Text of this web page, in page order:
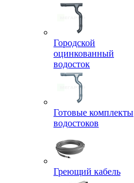
Городской
оцинкованный
водосток
Готовые комплекты
водостоков
Греющий кабель